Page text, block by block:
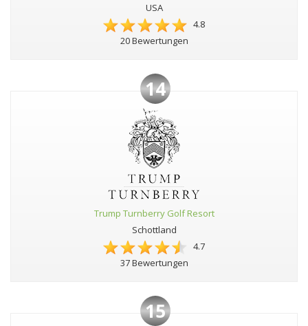
USA
4.8
20 Bewertungen
14
Trump Turnberry Golf Resort
Schottland
4.7
37 Bewertungen
15